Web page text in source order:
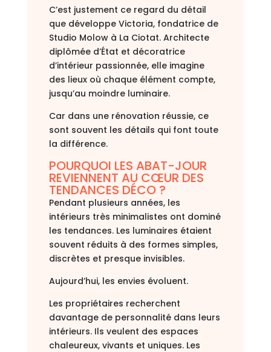
C’est justement ce regard du détail
que développe Victoria, fondatrice de
Studio Molow à La Ciotat. Architecte
diplômée d’État et décoratrice
d’intérieur passionnée, elle imagine
des lieux où chaque élément compte,
jusqu’au moindre luminaire.
Car dans une rénovation réussie, ce
sont souvent les détails qui font toute
la différence.
POURQUOI LES ABAT-JOUR
REVIENNENT AU CŒUR DES
TENDANCES DÉCO ?
Pendant plusieurs années, les
intérieurs très minimalistes ont dominé
les tendances. Les luminaires étaient
souvent réduits à des formes simples,
discrètes et presque invisibles.
Aujourd’hui, les envies évoluent.
Les propriétaires recherchent
davantage de personnalité dans leurs
intérieurs. Ils veulent des espaces
chaleureux, vivants et uniques. Les